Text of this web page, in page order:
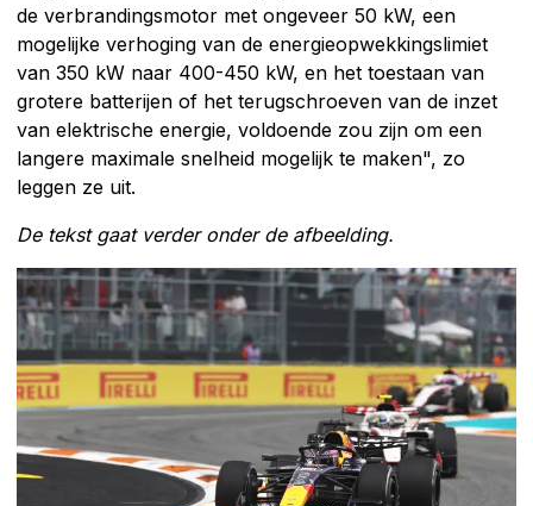
de verbrandingsmotor met ongeveer 50 kW, een
mogelijke verhoging van de energieopwekkingslimiet
van 350 kW naar 400-450 kW, en het toestaan van
grotere batterijen of het terugschroeven van de inzet
van elektrische energie, voldoende zou zijn om een
langere maximale snelheid mogelijk te maken", zo
leggen ze uit.
De tekst gaat verder onder de afbeelding.